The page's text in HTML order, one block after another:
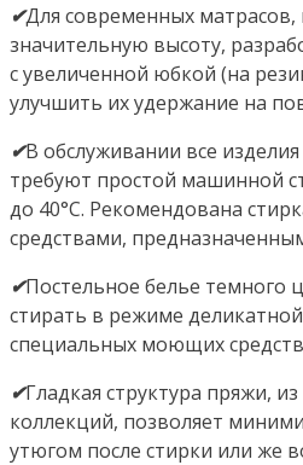
✔Для современных
значительную высоту,
с увеличенной юбкой (на
улучшить их удержание на
✔В обслуживании все
требуют простой машинной
до 40°С. Рекомендована
средствами,
✔Постельное белье темного
стирать в режиме
специальных моющих
✔Гладкая структура пряжи,
коллекций, позволяет
утюгом после стирки или же